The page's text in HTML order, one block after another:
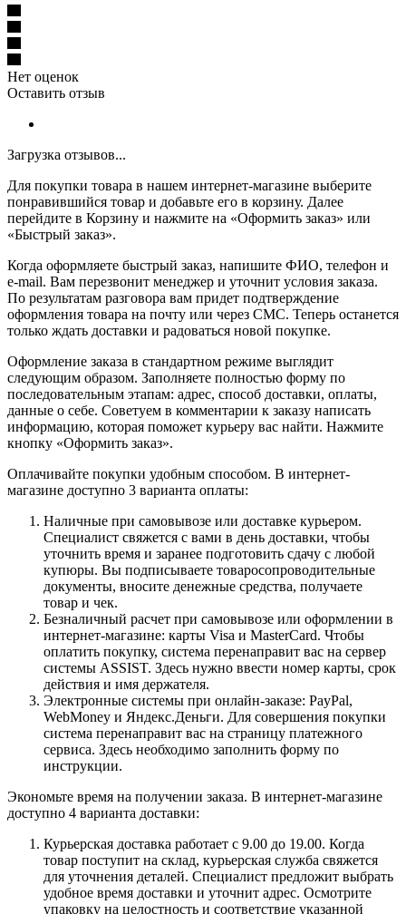
Нет оценок
Оставить отзыв
Загрузка отзывов...
Для покупки товара в нашем интернет-магазине выберите
понравившийся товар и добавьте его в корзину. Далее
перейдите в Корзину и нажмите на «Оформить заказ» или
«Быстрый заказ».
Когда оформляете быстрый заказ, напишите ФИО, телефон и
e-mail. Вам перезвонит менеджер и уточнит условия заказа.
По результатам разговора вам придет подтверждение
оформления товара на почту или через СМС. Теперь останется
только ждать доставки и радоваться новой покупке.
Оформление заказа в стандартном режиме выглядит
следующим образом. Заполняете полностью форму по
последовательным этапам: адрес, способ доставки, оплаты,
данные о себе. Советуем в комментарии к заказу написать
информацию, которая поможет курьеру вас найти. Нажмите
кнопку «Оформить заказ».
Оплачивайте покупки удобным способом. В интернет-
магазине доступно 3 варианта оплаты:
Наличные при самовывозе или доставке курьером.
Специалист свяжется с вами в день доставки, чтобы
уточнить время и заранее подготовить сдачу с любой
купюры. Вы подписываете товаросопроводительные
документы, вносите денежные средства, получаете
товар и чек.
Безналичный расчет при самовывозе или оформлении в
интернет-магазине: карты Visa и MasterCard. Чтобы
оплатить покупку, система перенаправит вас на сервер
системы ASSIST. Здесь нужно ввести номер карты, срок
действия и имя держателя.
Электронные системы при онлайн-заказе: PayPal,
WebMoney и Яндекс.Деньги. Для совершения покупки
система перенаправит вас на страницу платежного
сервиса. Здесь необходимо заполнить форму по
инструкции.
Экономьте время на получении заказа. В интернет-магазине
доступно 4 варианта доставки:
Курьерская доставка работает с 9.00 до 19.00. Когда
товар поступит на склад, курьерская служба свяжется
для уточнения деталей. Специалист предложит выбрать
удобное время доставки и уточнит адрес. Осмотрите
упаковку на целостность и соответствие указанной